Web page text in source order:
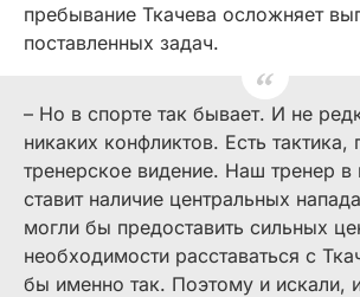
пребывание Ткачева осложняет
поставленных задач.
– Но в спорте так бывает. И не
никаких конфликтов. Есть
тренерское видение. Наш тренер в
ставит наличие центральных
могли бы предоставить сильных
необходимости расставаться с
бы именно так. Поэтому и искали,